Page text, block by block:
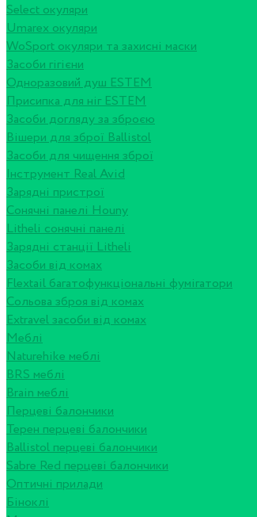
Select окуляри
Umarex окуляри
WoSport окуляри та захисні маски
Засоби гігієни
Одноразовий душ ESTEM
Присипка для ніг ESTEM
Засоби догляду за зброєю
Вішери для зброї Ballistol
Засоби для чищення зброї
Інструмент Real Avid
Зарядні пристрої
Сонячні панелі Houny
Litheli сонячні панелі
Зарядні станції Litheli
Засоби від комах
Flextail багатофункціональні фумігатори
Сольова зброя від комах
Extravel засоби від комах
Меблі
Naturehike меблі
BRS меблі
Brain меблі
Перцеві балончики
Терен перцеві балончики
Ballistol перцеві балончики
Sabre Red перцеві балончики
Оптичні прилади
Біноклі